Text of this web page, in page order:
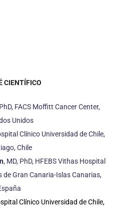
CIENTÍFICO
FACS Moffitt Cancer Center,
Unidos
Clínico Universidad de Chile,
Chile
, MD, PhD, HFEBS Vithas Hospital
Gran Canaria-Islas Canarias,
Clínico Universidad de Chile,